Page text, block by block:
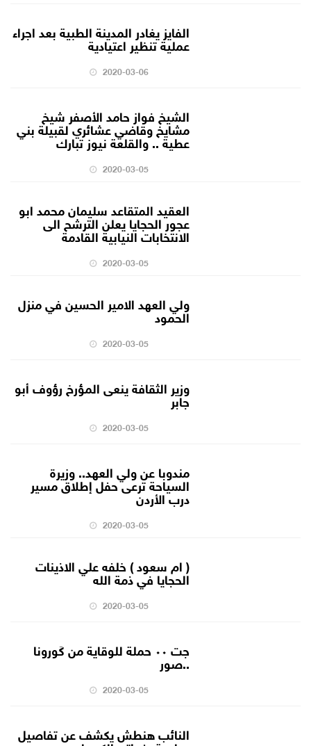
الفايز يغادر المدينة الطبية بعد اجراء
عملية تنظير اعتيادية
2020-03-06
الشيخ فواز حامد الأصفر شيخ
مشايخ وقاضي عشائري لقبيلة بني
عطية .. والقلعة نيوز تبارك
2020-03-05
العقيد المتقاعد سليمان محمد ابو
عجور الحجايا يعلن الترشح الى
الانتخابات النيابية القادمة
2020-03-05
ولي العهد الامير الحسين في منزل
الحمود
2020-03-05
وزير الثقافة ينعى المؤرخ رؤوف أبو
جابر
2020-03-05
مندوبا عن ولي العهد.. وزيرة
السياحة ترعى حفل إطلاق مسير
درب الأردن
2020-03-05
( ام سعود ) خلفه علي الاذينات
الحجايا في ذمة الله
2020-03-05
جت ٠٠ حملة للوقاية من كَورونا
..صور
2020-03-05
النائب هنطش يكشف عن تفاصيل